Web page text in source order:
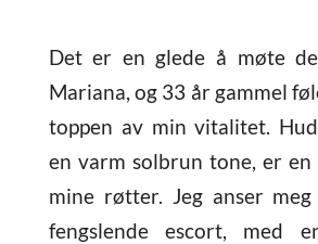
Det er en glede å møte
Mariana, og 33 år gammel
toppen av min vitalitet.
en varm solbrun tone, er
mine røtter. Jeg anser
fengslende escort, med